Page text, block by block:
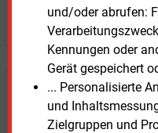
und/oder abrufen:
Kennungen oder
Gerät gespeichert
... Personalisierte
und
Zielgruppen und
JETZT ARTIKEL
Testen SieE&M
unverbindlich